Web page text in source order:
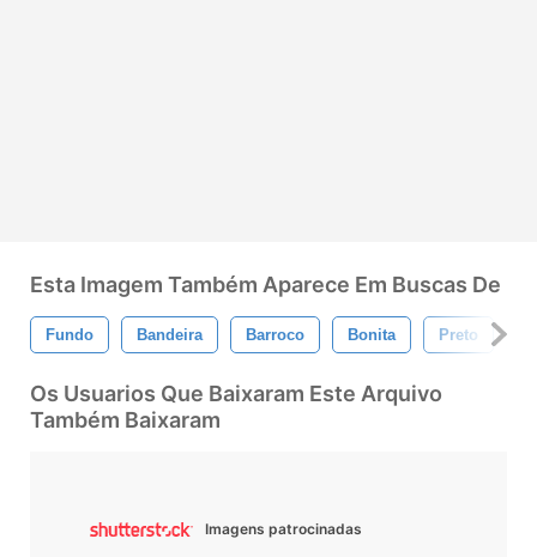
Esta Imagem Também Aparece Em Buscas De
Fundo Bandeira Barroco Bonita Preto
Os Usuarios Que Baixaram Este Arquivo
Também Baixaram
Imagens patrocinadas